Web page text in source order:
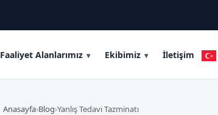
Faaliyet Alanlarımız Ekibimiz İletişim
Anasayfa›Blog›Yanlış Tedavi Tazminatı